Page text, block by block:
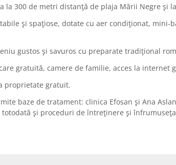
300 de metri distanță de plaja Mării Negre și
și spațiose, dotate cu aer condiționat, mini-
gustos și savuros cu preparate tradițional
gratuită, camere de familie, acces la internet
proprietate gratuit.
baze de tratament: clinica Efosan și Ana
și proceduri de întreținere și